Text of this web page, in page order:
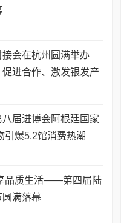
会在杭州圆满举办
进合作、激发银发产
届进博会阿根廷国家
引爆5.2馆消费热潮
品质生活——第四届陆
圆满落幕